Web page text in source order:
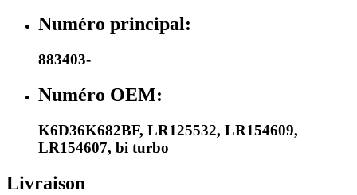
Numéro principal:
883403-
Numéro OEM:
K6D36K682BF, LR125532, LR154609,
LR154607, bi turbo
Livraison